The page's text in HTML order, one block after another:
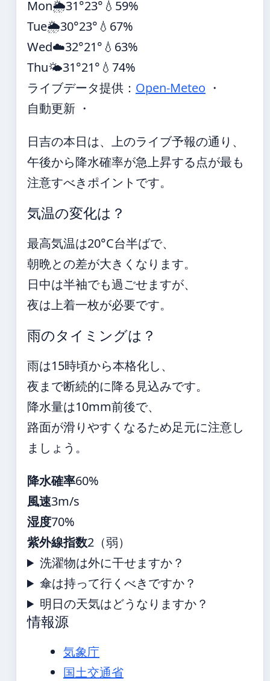
Mon🌦️31°23° 💧59%
Tue🌦️30°23° 💧67%
Wed☁️32°21° 💧63%
Thu🌤️31°21° 💧74%
ライブデータ提供： Open-Meteo ・
自動更新 ・
日吉の本日は、上のライブ予報の通り、
午後から降水確率が急上昇する点が最も
注意すべきポイントです。
気温の変化は？
最高気温は20°C台半ばで、
朝晩との差が大きくなります。
日中は半袖でも過ごせますが、
夜は上着一枚が必要です。
雨のタイミングは？
雨は15時頃から本格化し、
夜まで断続的に降る見込みです。
降水量は10mm前後で、
路面が滑りやすくなるため足元に注意し
ましょう。
降水確率60%
風速3m/s
湿度70%
紫外線指数2（弱）
洗濯物は外に干せますか？
傘は持って行くべきですか？
明日の天気はどうなりますか？
情報源
気象庁
国土交通省